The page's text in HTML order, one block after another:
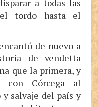
a todas las
el tordo hasta el
de nuevo a
de vendetta
que la primera, y
con Córcega al
salvaje del país y